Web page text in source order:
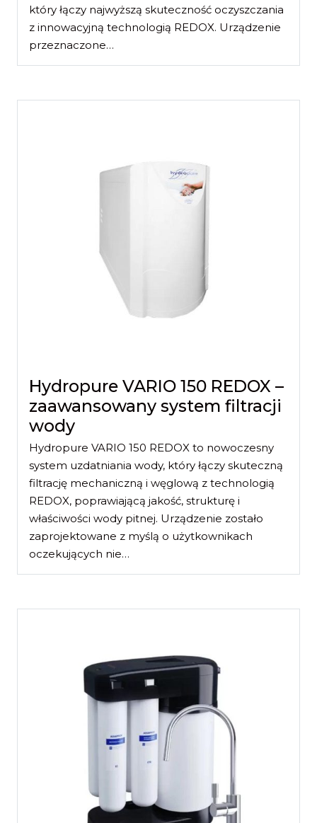
który łączy najwyższą skuteczność oczyszczania
z innowacyjną technologią REDOX. Urządzenie
przeznaczone…
Hydropure VARIO 150 REDOX –
zaawansowany system filtracji
wody
Hydropure VARIO 150 REDOX to nowoczesny
system uzdatniania wody, który łączy skuteczną
filtrację mechaniczną i węglową z technologią
REDOX, poprawiającą jakość, strukturę i
właściwości wody pitnej. Urządzenie zostało
zaprojektowane z myślą o użytkownikach
oczekujących nie…